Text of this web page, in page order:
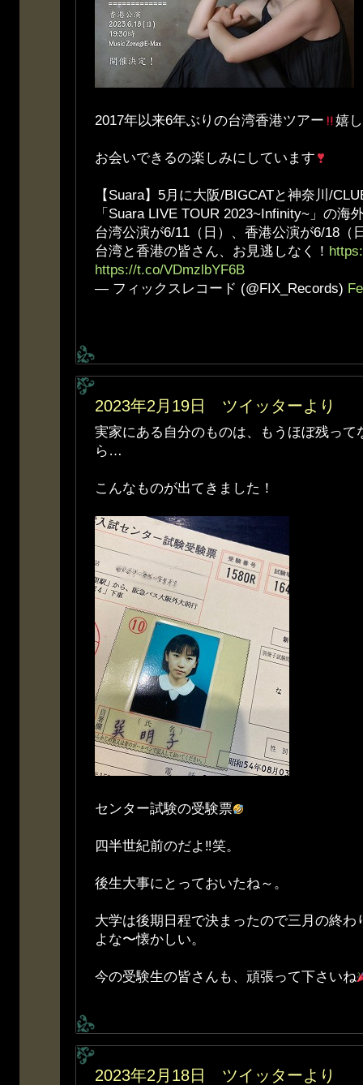
2017年以来6年ぶりの台湾香港ツアー 嬉
お会いできるの楽しみにしています
【Suara】5月に大阪/BIGCATと神奈川/
「Suara LIVE TOUR 2023~Infinity~」の海
台湾公演が6/11（日）、香港公演が6/18（
台湾と香港の皆さん、お見逃しなく！
https://t.co/VDmzlbYF6B
— フィックスレコード (@FIX_Records)
2023年2月19日 ツイッターより
実家にある自分のものは、もうほぼ残って
ら…
こんなものが出てきました！
センター試験の受験票
四半世紀前のだよ‼︎笑。
後生大事にとっておいたね～。
大学は後期日程で決まったので三月の終わ
よな〜懐かしい。
今の受験生の皆さんも、頑張って下さいね
2023年2月18日 ツイッターより